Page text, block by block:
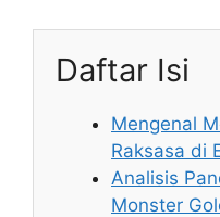
Daftar Isi
Mengenal
Raksasa di
Analisis
Monster